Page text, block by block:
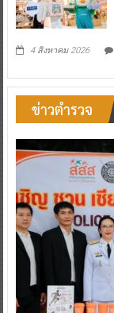
4 สิงหาคม 2026
ข่าวตำรวจ